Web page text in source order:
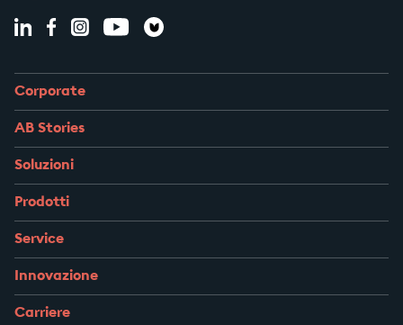
Corporate
AB Stories
Soluzioni
Prodotti
Service
Innovazione
Carriere